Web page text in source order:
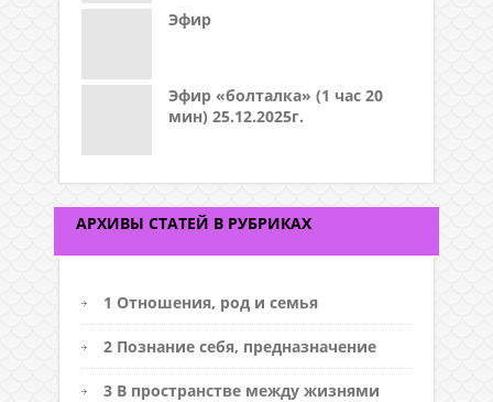
Эфир
Эфир «болталка» (1 час 20
мин) 25.12.2025г.
АРХИВЫ СТАТЕЙ В РУБРИКАХ
1 Отношения, род и семья
2 Познание себя, предназначение
3 В пространстве между жизнями